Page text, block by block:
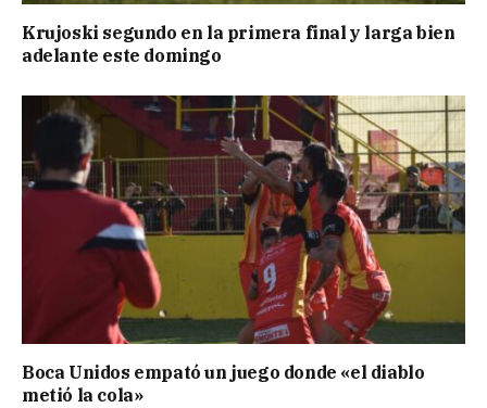
Krujoski segundo en la primera final y larga bien
adelante este domingo
Boca Unidos empató un juego donde «el diablo
metió la cola»